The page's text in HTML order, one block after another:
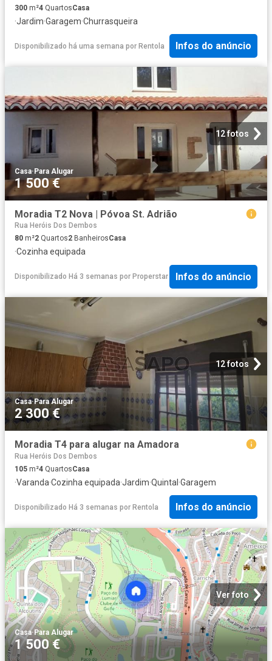
300 m²4 QuartosCasa
·Jardim·Garagem·Churrasqueira
Disponibilizado há uma semana por Rentola Infos do anúncio
12 fotos
Casa·Para Alugar
1 500 €
Moradia T2 Nova | Póvoa St. Adrião
Rua Heróis Dos Dembos
80 m²2 Quartos2 BanheirosCasa
·Cozinha equipada
Disponibilizado Há 3 semanas por Properstar Infos do anúncio
12 fotos
Casa·Para Alugar
2 300 €
Moradia T4 para alugar na Amadora
Rua Heróis Dos Dembos
105 m²4 QuartosCasa
·Varanda·Cozinha equipada·Jardim·Quintal ·Garagem
Disponibilizado Há 3 semanas por Rentola Infos do anúncio
Ver foto
Casa·Para Alugar
1 500 €